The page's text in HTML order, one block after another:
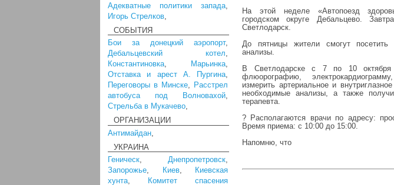
Адекватные политики запада
Игорь Стрелков
СОБЫТИЯ
Бои за донецкий аэропорт,
Дебальцевский котел,
Константиновка, Марьинка,
Отставка и арест А. Пургина,
Переговоры в Минске, Расстрел
автобуса под Волновахой,
Стрельба в Мукачево,
ОРГАНИЗАЦИИ
Антимайдан
УКРАИНА
Геническ, Днепропетровск,
Запорожье, Киев,
Киевская
хунта,
Комитет спасения
На этой неделе «Автопоезд
городском округе Дебальцево.
Светлодарск.
До пятницы жители смогут
анализы.
В Светлодарске с 7 по 10 октября
флюорографию,
измерить артериальное и
необходимые анализы, а также
терапевта.
? Располагаются врачи по адресу:
Время приема: с 10:00 до 15:00.
Напомню, что